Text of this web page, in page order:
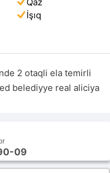
İşıq
2 otaqli ela temirli
belediyye real aliciya
09